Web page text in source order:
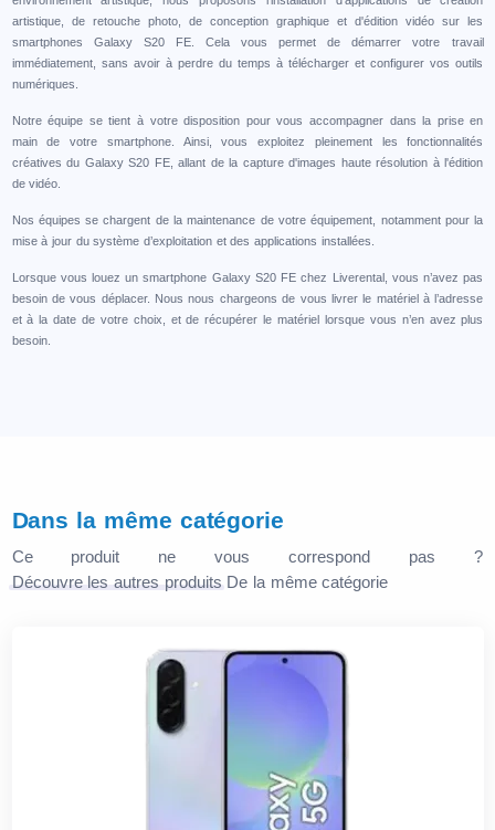
artistique, de retouche photo, de conception graphique et d'édition vidéo sur les
smartphones Galaxy S20 FE. Cela vous permet de démarrer votre travail
immédiatement, sans avoir à perdre du temps à télécharger et configurer vos outils
numériques.
Notre équipe se tient à votre disposition pour vous accompagner dans la prise en
main de votre smartphone. Ainsi, vous exploitez pleinement les fonctionnalités
créatives du Galaxy S20 FE, allant de la capture d'images haute résolution à l'édition
de vidéo.
Nos équipes se chargent de la maintenance de votre équipement, notamment pour la
mise à jour du système d’exploitation et des applications installées.
Lorsque vous louez un smartphone Galaxy S20 FE chez Liverental, vous n’avez pas
besoin de vous déplacer. Nous nous chargeons de vous livrer le matériel à l’adresse
et à la date de votre choix, et de récupérer le matériel lorsque vous n’en avez plus
besoin.
Dans la même catégorie
Ce produit ne vous correspond pas ?
Découvre les autres produits De la même catégorie